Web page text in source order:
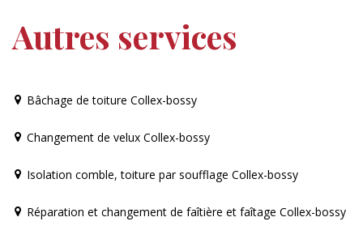
Autres services
Bâchage de toiture Collex-bossy
Changement de velux Collex-bossy
Isolation comble, toiture par soufflage Collex-bossy
Réparation et changement de faîtière et faîtage Collex-bossy